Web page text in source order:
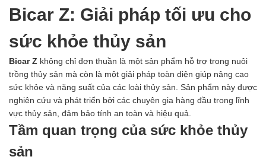
Tẩy cáu cặn đường ống
HÓA CHẤT THỦY SẢN
Hóa chất xử lý nước
Men đường ruột
Men vi sinh EM gốc
Bổ sung khoáng chất
Bổ gan và giải độc gan
Phòng và trị bệnh
Bổ sung dinh dưỡng tăng trọng
Hấp thụ khí độc Yucca
Bicar Z: Giải pháp tối ưu cho
sức khỏe thủy sản
Bicar Z không chỉ đơn thuần là một sản phẩm hỗ trợ trong nuôi
trồng thủy sản mà còn là một giải pháp toàn diện giúp nâng cao
sức khỏe và năng suất của các loài thủy sản. Sản phẩm này được
nghiên cứu và phát triển bởi các chuyên gia hàng đầu trong lĩnh
vực thủy sản, đảm bảo tính an toàn và hiệu quả.
Tầm quan trọng của sức khỏe thủy
sản